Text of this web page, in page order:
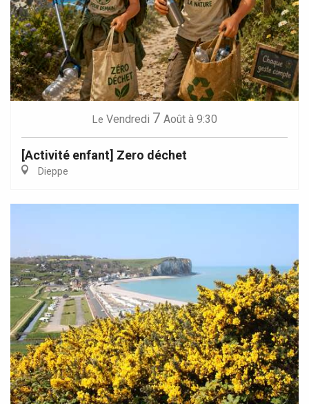
Le Vendredi 7 Août à 9:30
[Activité enfant] Zero déchet
Dieppe